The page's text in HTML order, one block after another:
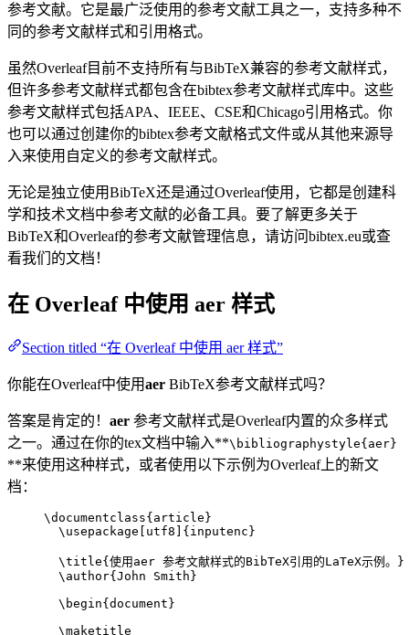
参考文献。它是最广泛使用的参考文献工具之一，支持多种不
同的参考文献样式和引用格式。
虽然Overleaf目前不支持所有与BibTeX兼容的参考文献样式，
但许多参考文献样式都包含在bibtex参考文献样式库中。这些
参考文献样式包括APA、IEEE、CSE和Chicago引用格式。你
也可以通过创建你的bibtex参考文献格式文件或从其他来源导
入来使用自定义的参考文献样式。
无论是独立使用BibTeX还是通过Overleaf使用，它都是创建科
学和技术文档中参考文献的必备工具。要了解更多关于
BibTeX和Overleaf的参考文献管理信息，请访问bibtex.eu或查
看我们的文档！
在 Overleaf 中使用 aer 样式
Section titled “在 Overleaf 中使用 aer 样式”
你能在Overleaf中使用aer BibTeX参考文献样式吗？
答案是肯定的！ aer 参考文献样式是Overleaf内置的众多样式
之一。通过在你的tex文档中输入**\bibliographystyle{aer}
**来使用这种样式，或者使用以下示例为Overleaf上的新文
档：
\documentclass{ article }
\usepackage
utf8 ]{ inputenc }
\title{使用aer 参考文献样式的BibTeX引用的LaTeX示例。}
\author{John Smith}
\begin{ document }
\maketitle